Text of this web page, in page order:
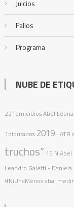
Juicios
Fallos
Programa
NUBE DE
22 femicidiosAbel
1diputados 2019 +ATR
truchos” 15 N Abel
Leandro Galetti -
#NiUnaMenosabal